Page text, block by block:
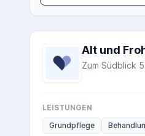
Alt und
Zum Südblick
LEISTUNGEN
Grundpflege